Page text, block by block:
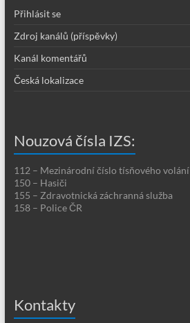
Přihlásit se
Zdroj kanálů (příspěvky)
Kanál komentářů
Česká lokalizace
Nouzová čísla IZS:
112 – Mezinárodní číslo tísňového volání
150 – Hasiči
155 – Zdravotnická záchranná služba
158 – Police ČR
Kontakty